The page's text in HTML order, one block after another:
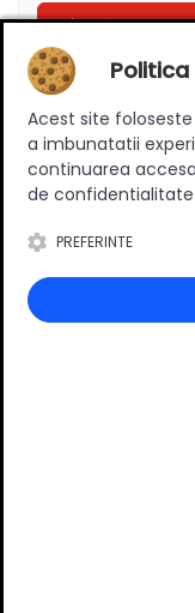
Adaugă un
Ratingul
0 (0 review-
Acest site
a imbunatatii
continuarea accesarii
de confidentialitate
PREFERINTE